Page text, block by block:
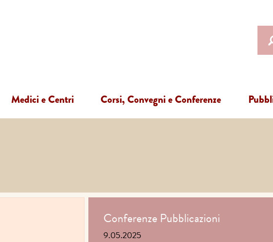
Medici e Centri Corsi, Convegni e Conferenze
Conferenze Pubblicazioni
9.05.2025